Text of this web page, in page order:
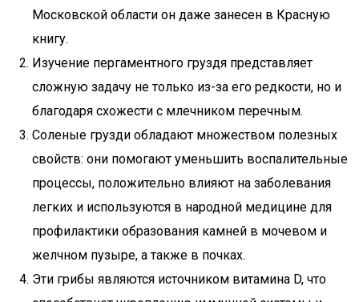
Московской области он даже занесен в Красную
книгу.
Изучение пергаментного груздя представляет
сложную задачу не только из-за его редкости, но и
благодаря схожести с млечником перечным.
Соленые грузди обладают множеством полезных
свойств: они помогают уменьшить воспалительные
процессы, положительно влияют на заболевания
легких и используются в народной медицине для
профилактики образования камней в мочевом и
желчном пузыре, а также в почках.
Эти грибы являются источником витамина D, что